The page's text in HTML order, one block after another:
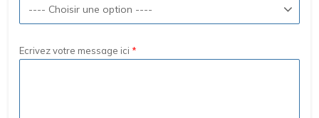
Ecrivez votre message ici